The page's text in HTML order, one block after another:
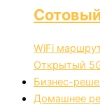
WiFi
Открытый
Бизнес-
Домашнее